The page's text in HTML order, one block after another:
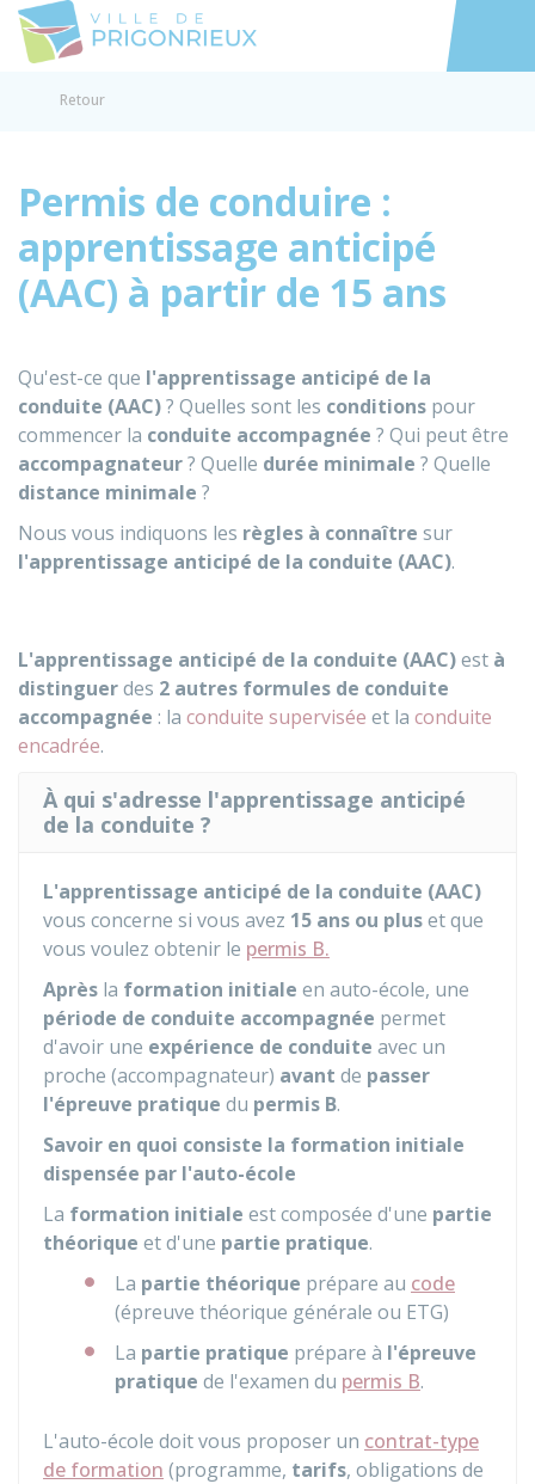
Accéder
Retour
Permis de conduire :
apprentissage anticipé
(AAC) à partir de 15 ans
Qu'est-ce que l'apprentissage anticipé de la
conduite (AAC)? Quelles sont les conditions pour
commencer la conduite accompagnée ? Qui peut être
accompagnateur? Quelle durée minimale ? Quelle
distance minimale ?
Nous vous indiquons les règles à connaître sur
l'apprentissage anticipé de la conduite (AAC).
L'apprentissage anticipé de la conduite (AAC)est à
distinguerdes 2 autres formules de conduite
accompagnée : la conduite supervisée et la conduite
encadrée.
À qui s'adresse l'apprentissage anticipé
de la conduite ?
L'apprentissage anticipé de la conduite (AAC)
vous concerne si vous avez 15 ans ou pluset que
vous voulez obtenir le permis B.
Après la formation initiale en auto-école, une
période de conduite accompagnée permet
d'avoir une expérience de conduite avec un
proche (accompagnateur) avant de passer
l'épreuve pratique du permis B.
Savoir en quoi consiste la formation initiale
dispensée par l'auto-école
La formation initiale est composée d'une partie
théorique et d'une partie pratique.
La partie théorique prépare au code
(épreuve théorique générale ou ETG)
La partie pratique prépare à l'épreuve
pratique de l'examen du permis B.
L'auto-école doit vous proposer un contrat-type
de formation (programme, tarifs, obligations de